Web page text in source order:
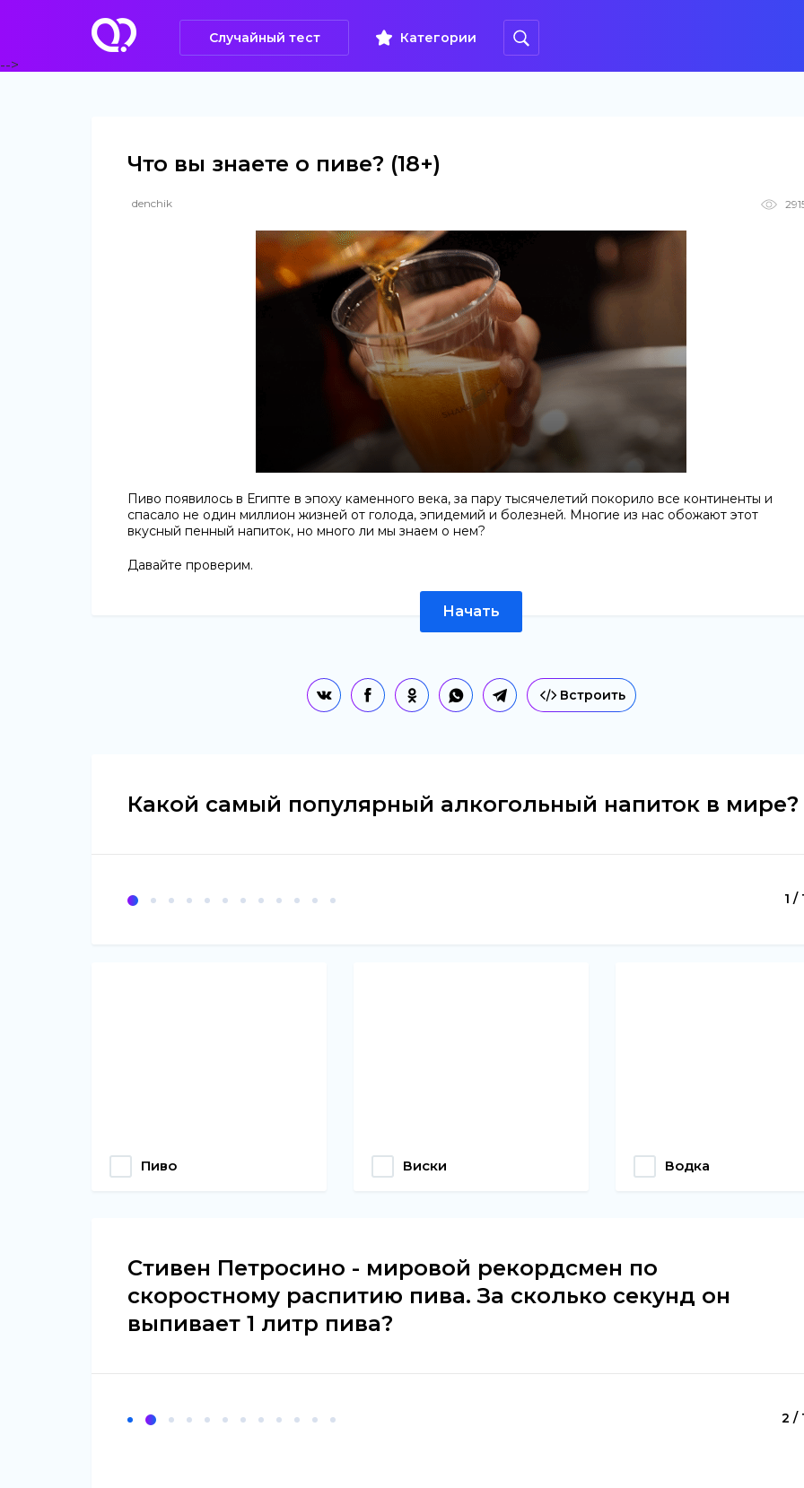
Случайный тест Категории
-->
Что вы знаете о пиве? (18+)
denchik
Пиво появилось в Египте в эпоху каменного века, за пару тысячелетий покорило все континенты и
спасало не один миллион жизней от голода, эпидемий и болезней. Многие из нас обожают этот
вкусный пенный напиток, но много ли мы знаем о нем?
Давайте проверим.
Начать
Встроить
Какой самый популярный алкогольный напиток в мире?
1 /
Пиво Виски Водка
Стивен Петросино - мировой рекордсмен по
скоростному распитию пива. За сколько секунд он
выпивает 1 литр пива?
2 /